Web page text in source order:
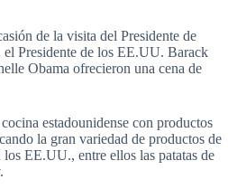
de la visita del Presidente de
Presidente de los EE.UU. Barack
Obama ofrecieron una cena de
estadounidense con productos
la gran variedad de productos de
EE.UU., entre ellos las patatas de